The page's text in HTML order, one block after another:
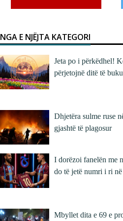
NGA E NJËJTA KATEGORI
Jeta po i përkëdhel!
përjetojnë ditë të
Dhjetëra sulme ruse
gjashtë të plagosur
I dorëzoi fanelën me
do të jetë numri i ri
Mbyllet dita e 69 e